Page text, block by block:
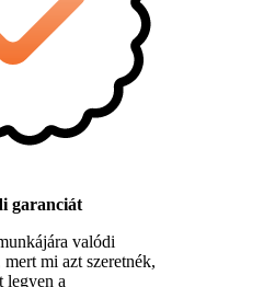
garanciát
valódi
mi azt szeretnék,
legyen a